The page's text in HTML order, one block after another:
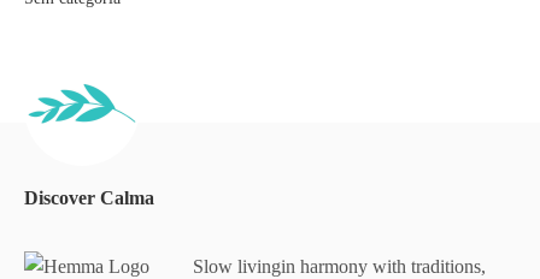
Discover Calma
Slow livingin harmony with traditions,